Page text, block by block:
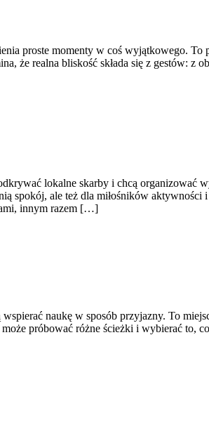
proste momenty w coś wyjątkowego.
że realna bliskość składa się z gestów: z
lokalne skarby i chcą organizować
spokój, ale też dla miłośników aktywności
innym razem […]
naukę w sposób przyjazny. To
próbować różne ścieżki i wybierać to,